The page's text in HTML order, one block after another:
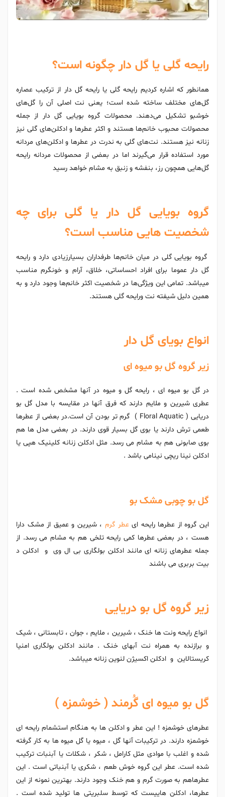
رایحه گلی یا گل دار چگونه است؟
همانطور که اشاره کردیم رایحه گلی یا رایحه گل دار از ترکیب عصاره
گل‌های مختلف ساخته شده است؛ یعنی نت اصلی آن را گل‌های
خوشبو تشکیل می‌دهند. محصولات گروه بویایی گل دار از جمله
محصولات محبوب خانم‌ها هستند و اکثر عطرها و ادکلن‌های گلی نیز
زنانه نیز هستند. نت‌های گلی به ندرت در عطرها و ادکلن‌های مردانه
مورد استفاده قرار می‌گیرند اما در بعضی از محصولات مردانه رایحه
گل‌هایی همچون رز، بنفشه و زنبق به مشام خواهد رسید
گروه بویایی گل دار یا گلی برای چه
شخصیت هایی مناسب است؟
گروه بویایی گلی در میان خانم‌ها طرفداران بسیارزیادی دارد و رایحه
گل دار عموما برای افراد احساساتی، خلاق، آرام و خونگرم مناسب
میباشد. تمامی این ویژگی‌ها در شخصیت اکثر خانم‌ها وجود دارد و به
همین دلیل شیفته نت ورایحه گلی هستند.
انواع بویای گل دار
زیر گروه گل بو میوه ای
در گل بو میوه ای ، رایحه گل و میوه در آنها مشخص شده است .
عطری شیرین و ملایم دارند که فرق آنها در مقایسه با مدل گل بو
دریایی ( Floral Aquatic ) گرم تر بودن آن است.در بعضی از عطرها
طعمی ترش دارند یا بوی گل بسیار قوی دارند. در بعضی مدل ها هم
بوی صابونی هم به مشام می رسد. مثل ادکلن زنانه کلینیک هپی یا
ادکلن نینا ریچی نینامی باشد .
گل بو چوبی مشک بو
این گروه از عطرها رایحه ایعطر گرم ، شیرین و عمیق از مشک دارا
هست ، در بعضی عطرها کمی رایحه تلخی هم به مشام می رسد. از
جمله عطرهای زنانه ای مانند ادکلن بولگاری بی ال وی و ادکلن د
بیت بربری می باشند
زیر گروه گل بو دریایی
انواع رایحه ونت ها خنک ، شیرین ، ملایم ، جوان ، تابستانی ، شیک
و برازنده به همراه نت آبهای خنک . مانند ادکلن بولگاری امنیا
کریستالاین و ادکلن اکسیژن لنوین زنانه میباشد.
گل بو میوه ای گُرمند ( خوشمزه )
عطرهای خوشمزه ! این عطر و ادکلن ها به هنگام استشمام رایحه ای
خوشمزه دارند. در ترکیبات آنها گل ، میوه یا گل میوه ها به کار گرفته
شده و اغلب با موادی مثل کارامل ، شکر ، شکلات یا آبنبات ترکیب
شده است. عطر این گروه خوش طعم ، شکری یا آبنباتی است . این
عطرهاهم به صورت گرم و هم خنک وجود دارند. بهترین نمونه از این
عطرها، ادکلن هاییست که توسط سلبریتی ها تولید شده است .